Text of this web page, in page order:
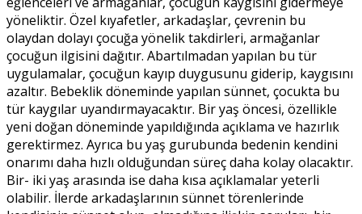
yöneliktir. Özel kıyafetler, arkadaşlar, çevrenin bu
olaydan dolayı çocuğa yönelik takdirleri, armağanlar
çocuğun ilgisini dağıtır. Abartılmadan yapılan bu tür
uygulamalar, çocuğun kayıp duygusunu giderip, kaygısını
azaltır. Bebeklik döneminde yapılan sünnet, çocukta bu
tür kaygılar uyandırmayacaktır. Bir yaş öncesi, özellikle
yeni doğan döneminde yapıldığında açıklama ve hazırlık
gerektirmez. Ayrıca bu yaş gurubunda bedenin kendini
onarımı daha hızlı olduğundan süreç daha kolay olacaktır.
Bir- iki yaş arasında ise daha kısa açıklamalar yeterli
olabilir. İlerde arkadaşlarının sünnet törenlerinde